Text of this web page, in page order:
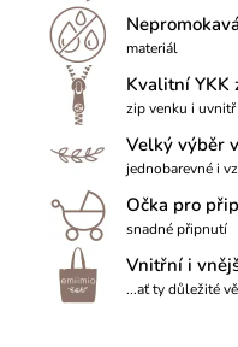
materiál
Kvalitní YKK
zip venku i uvnitř
Velký výběr
jednobarevné i
Očka pro
snadné připnutí
Vnitřní i
...ať ty důležité